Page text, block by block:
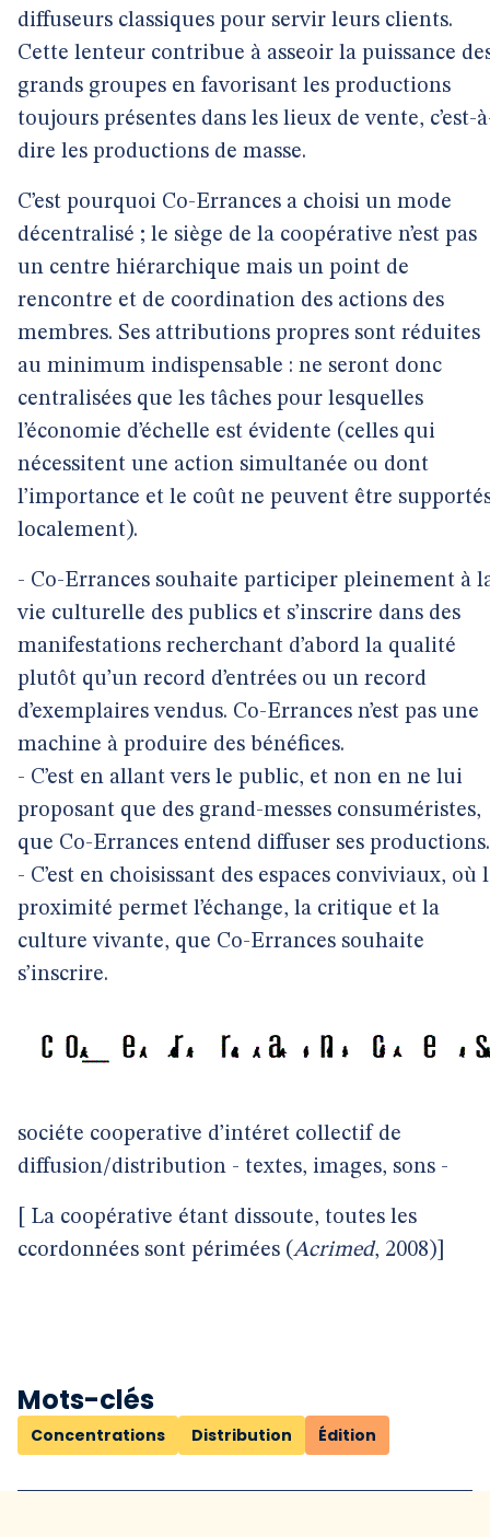
diffuseurs classiques pour servir leurs clients.
Cette lenteur contribue à asseoir la puissance
grands groupes en favorisant les productions
toujours présentes dans les lieux de vente, c’est-
dire les productions de masse.
C’est pourquoi Co-Errances a choisi un mode
décentralisé ; le siège de la coopérative n’est pas
un centre hiérarchique mais un point de
rencontre et de coordination des actions des
membres. Ses attributions propres sont réduites
au minimum indispensable : ne seront donc
centralisées que les tâches pour lesquelles
l’économie d’échelle est évidente (celles qui
nécessitent une action simultanée ou dont
l’importance et le coût ne peuvent être
localement).
- Co-Errances souhaite participer pleinement à
vie culturelle des publics et s’inscrire dans des
manifestations recherchant d’abord la qualité
plutôt qu’un record d’entrées ou un record
d’exemplaires vendus. Co-Errances n’est pas une
machine à produire des bénéfices.
- C’est en allant vers le public, et non en ne lui
proposant que des grand-messes consuméristes,
que Co-Errances entend diffuser ses productions.
- C’est en choisissant des espaces conviviaux, où
proximité permet l’échange, la critique et la
culture vivante, que Co-Errances souhaite
s’inscrire.
sociéte cooperative d’intéret collectif de
diffusion/distribution - textes, images, sons -
[ La coopérative étant dissoute, toutes les
ccordonnées sont périmées (Acrimed, 2008)]
Mots-clés
Concentrations Distribution Édition